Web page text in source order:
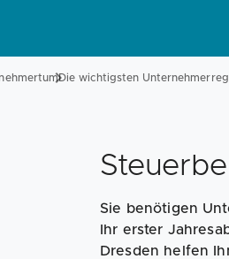
Die wichtigsten
Sie benötigen
Ihr erster
Dresden helfen